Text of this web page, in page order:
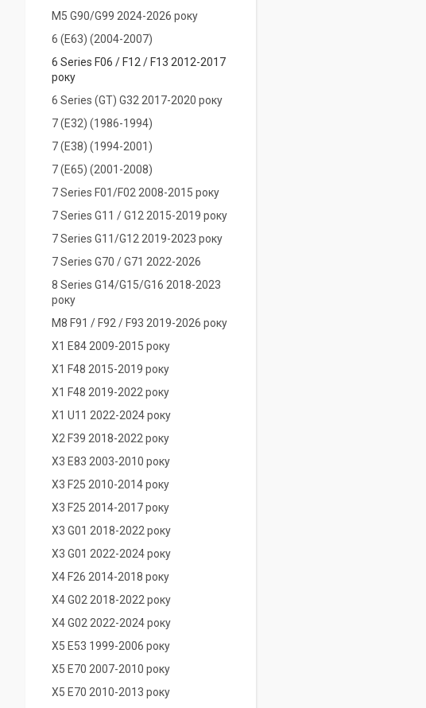
M5 G90/G99 2024-2026 року
6 (E63) (2004-2007)
6 Series F06 / F12 / F13 2012-2017
року
6 Series (GT) G32 2017-2020 року
7 (Е32) (1986-1994)
7 (E38) (1994-2001)
7 (E65) (2001-2008)
7 Series F01/F02 2008-2015 року
7 Series G11 / G12 2015-2019 року
7 Series G11/G12 2019-2023 року
7 Series G70 / G71 2022-2026
8 Series G14/G15/G16 2018-2023
року
M8 F91 / F92 / F93 2019-2026 року
X1 E84 2009-2015 року
X1 F48 2015-2019 року
X1 F48 2019-2022 року
X1 U11 2022-2024 року
X2 F39 2018-2022 року
X3 E83 2003-2010 року
X3 F25 2010-2014 року
X3 F25 2014-2017 року
X3 G01 2018-2022 року
X3 G01 2022-2024 року
X4 F26 2014-2018 року
X4 G02 2018-2022 року
X4 G02 2022-2024 року
X5 E53 1999-2006 року
X5 E70 2007-2010 року
X5 E70 2010-2013 року